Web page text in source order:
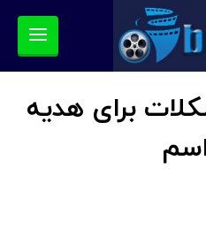
برای هدیه